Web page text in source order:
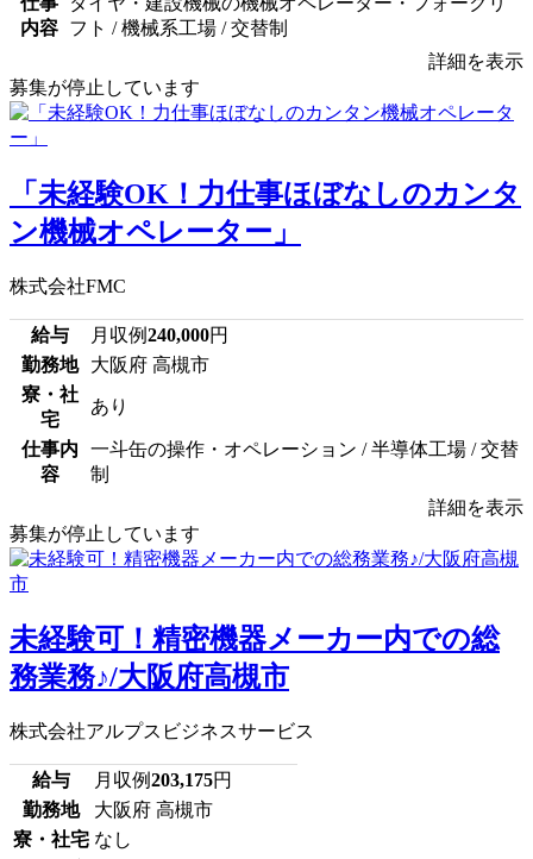
内容
フト / 機械系工場 / 交替制
詳細を表示
募集が停止しています
「未経験OK！力仕事ほぼなしのカンタ
ン機械オペレーター」
株式会社FMC
給与 月収例240,000円
勤務地
大阪府 高槻市
寮・社
宅
あり
仕事内
容
一斗缶の操作・オペレーション / 半導体工場 / 交替
制
詳細を表示
募集が停止しています
未経験可！精密機器メーカー内での総
務業務♪/大阪府高槻市
株式会社アルプスビジネスサービス
給与 月収例203,175円
勤務地
大阪府 高槻市
寮・社宅 なし